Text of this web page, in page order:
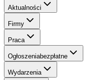
Aktualności
Firmy
Praca
Ogłoszeniabezpłatne
Wydarzenia